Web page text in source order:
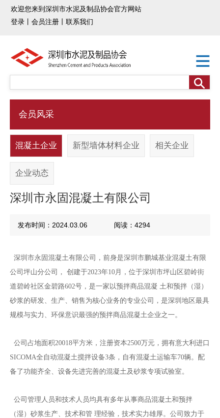
欢迎您来到深圳市水泥及制品协会官方网站
登录 丨会员注册 丨联系我们
会员风采
混凝土企业 新型墙体材料企业 相关企业
企业动态
深圳市永固混凝土有限公司
发布时间：2024.03.06 阅读：4294
深圳市永固混凝土有限公司，前身是深圳市鹏城基业混凝土有限
公司坪山分公司， 创建于2023年10月，位于深圳市坪山区碧岭街
道碧岭社区金碧路602号，是一家以预拌商品混凝 土和预拌（湿）
砂浆的研发、生产、销售为核心业务的专业公司，是深圳地区最具
规模与实力、环保意识最强的预拌商品混凝土企业之一。
公司占地面积20018平方米，注册资本2500万元，拥有意大利进口
SICOMA全自动混凝土搅拌设备3条，自有混凝土运输车70辆。配
备了功能齐全、设备先进完善的混凝土及砂浆专项试验室。
公司管理人员和技术人员均具有多年从事商品混凝土和预拌
（湿）砂浆生产、技术和管 理经验，技术实力雄厚。公司致力于